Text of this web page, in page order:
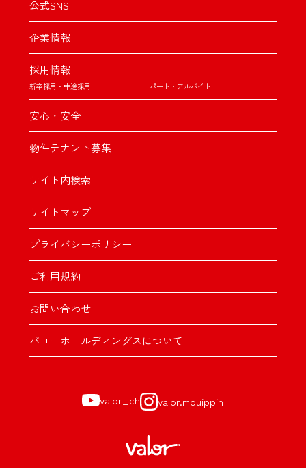
公式SNS
企業情報
採用情報
新卒採用・中途採用 パート・アルバイト
安心・安全
物件テナント募集
サイト内検索
サイトマップ
プライバシーポリシー
ご利用規約
お問い合わせ
バローホールディングスについて
valor_ch valor.mouippin